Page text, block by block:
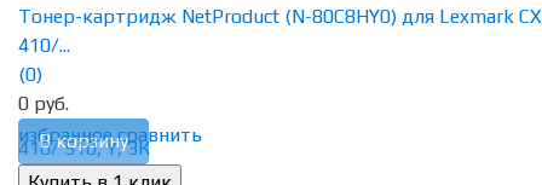
избранное сравнить
Тонер-картридж NetProduct (N-80C8HY0) для Lexmark
410/...
(0)
0 руб.
В корзину